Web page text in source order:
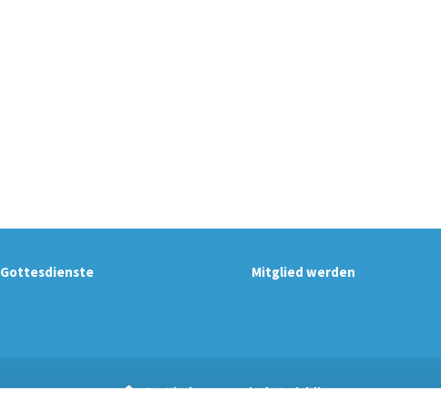
Gottesdienste Mitglied werden
Ev. Kirchengemeinde Leichlingen